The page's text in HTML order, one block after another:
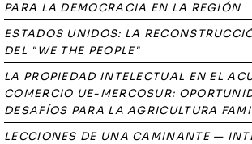
PARA LA DEMOCRACIA EN LA REGIÓN
ESTADOS UNIDOS: LA
DEL "WE THE PEOPLE"
LA PROPIEDAD INTELECTUAL EN EL
COMERCIO UE-MERCOSUR:
DESAFÍOS PARA LA AGRICULTURA
LECCIONES DE UNA CAMINANTE —